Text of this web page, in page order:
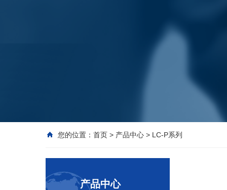
您的位置： 首页 > 产品中心 > LC-P系列
产品中心